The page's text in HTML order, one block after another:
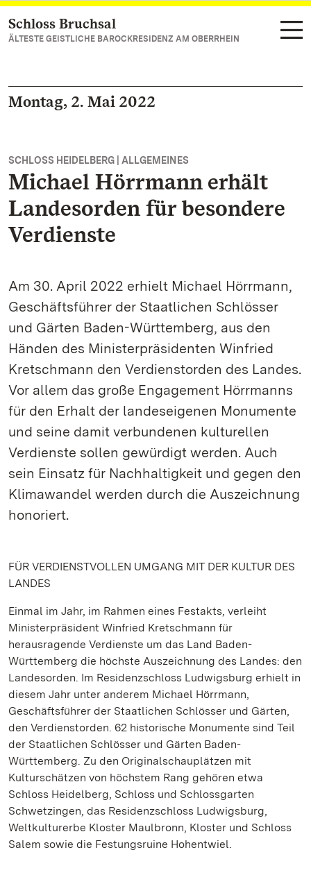
Zum Hauptinhalt springen
Schloss Bruchsal
ÄLTESTE GEISTLICHE BAROCKRESIDENZ AM OBERRHEIN
Montag, 2. Mai 2022
SCHLOSS HEIDELBERG | ALLGEMEINES
Michael Hörrmann erhält
Landesorden für besondere
Verdienste
Am 30. April 2022 erhielt Michael Hörrmann,
Geschäftsführer der Staatlichen Schlösser
und Gärten Baden-Württemberg, aus den
Händen des Ministerpräsidenten Winfried
Kretschmann den Verdienstorden des Landes.
Vor allem das große Engagement Hörrmanns
für den Erhalt der landeseigenen Monumente
und seine damit verbundenen kulturellen
Verdienste sollen gewürdigt werden. Auch
sein Einsatz für Nachhaltigkeit und gegen den
Klimawandel werden durch die Auszeichnung
honoriert.
FÜR VERDIENSTVOLLEN UMGANG MIT DER KULTUR DES
LANDES
Einmal im Jahr, im Rahmen eines Festakts, verleiht
Ministerpräsident Winfried Kretschmann für
herausragende Verdienste um das Land Baden-
Württemberg die höchste Auszeichnung des Landes: den
Landesorden. Im Residenzschloss Ludwigsburg erhielt in
diesem Jahr unter anderem Michael Hörrmann,
Geschäftsführer der Staatlichen Schlösser und Gärten,
den Verdienstorden. 62 historische Monumente sind Teil
der Staatlichen Schlösser und Gärten Baden-
Württemberg. Zu den Originalschauplätzen mit
Kulturschätzen von höchstem Rang gehören etwa
Schloss Heidelberg, Schloss und Schlossgarten
Schwetzingen, das Residenzschloss Ludwigsburg,
Weltkulturerbe Kloster Maulbronn, Kloster und Schloss
Salem sowie die Festungsruine Hohentwiel.